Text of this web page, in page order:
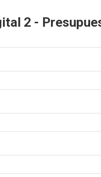
2 -